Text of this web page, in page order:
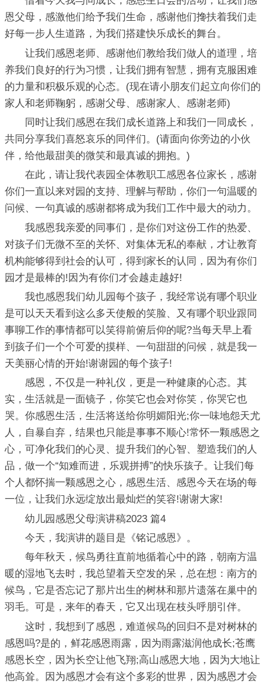
恩父母，感激他们给予我们生命，感谢他们搀扶着我们走
好每一步人生道路，为我们搭建快乐成长的舞台。
让我们感恩老师、感谢他们教给我们做人的道理，培
养我们良好的行为习惯，让我们拥有智慧，拥有克服困难
的力量和积极乐观的心态。(现在请小朋友们起立向你们的
家人和老师鞠躬，感谢父母、感谢家人、感谢老师)
同时让我们感恩在我们成长道路上和我们一同成长，
共同分享我们喜怒哀乐的同伴们。(请面向你旁边的小伙
伴，给他最甜美的微笑和最真诚的拥抱。)
在此，请让我代表园全体教职工感恩各位家长，感谢
你们一直以来对园的支持、理解与帮助，你们一句温暖的
问候、一句真诚的感谢都将成为我们工作中最大的动力。
我感恩我亲爱的同事们，是你们对这份工作的热爱、
对孩子们无微不至的关怀、对集体无私的奉献，才让教育
机构能够得到社会的认可，得到家长的认同，因为有你们
园才是最棒的!因为有你们才会越走越好!
我也感恩我们幼儿园每个孩子，我经常说有哪个职业
是可以天天看到这么多天使般的笑脸、又有哪个职业跟同
事聊工作的事情都可以笑得前俯后仰的呢?当每天早上看
到孩子们一个个可爱的摸样、一句甜甜的问候，就是我一
天美丽心情的开始!谢谢园的每个孩子!
感恩，不仅是一种礼仪，更是一种健康的心态。其
实，生活就是一面镜子，你笑它也会对你笑，你哭它也
哭。你感恩生活，生活将送给你明媚阳光;你一味地怨天尤
人，自暴自弃，结果也只能是事事不顺心!常怀一颗感恩之
心，可净化我们的心灵、提升我们的心智、塑造我们的人
品，做一个“知难而进，乐观拼搏”的快乐孩子。让我们每
个人都怀揣一颗感恩之心，感恩生活、感恩今天在场的每
一位，让我们永远绽放出最灿烂的笑容!谢谢大家!
幼儿园感恩父母演讲稿2023 篇4
今天，我演讲的题目是《铭记感恩》。
每年秋天，候鸟勇往直前地循着心中的路，朝南方温
暖的湿地飞去时，我总望着天空发的呆，总在想：南方的
候鸟，它是否忘记了那片出生的树林和那片遗落在巢中的
羽毛。可是，来年的春天，它又出现在枝头呼朋引伴。
这时，我想到了感恩，难道候鸟的回归不是对树林的
感恩吗?是的，鲜花感恩雨露，因为雨露滋润他成长;苍鹰
感恩长空，因为长空让他飞翔;高山感恩大地，因为大地让
他高耸。因为感恩才会有这个多彩的世界，因为感恩才会